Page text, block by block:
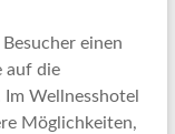
einen
auf die
Wellnesshotel
Möglichkeiten,